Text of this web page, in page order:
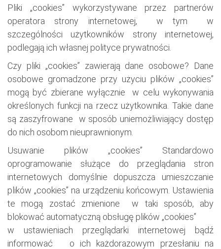
Pliki „cookies” wykorzystywane przez partnerów
operatora strony internetowej, w tym w
szczególności użytkowników strony internetowej,
podlegają ich własnej polityce prywatności.
Czy pliki „cookies” zawierają dane osobowe? Dane
osobowe gromadzone przy użyciu plików „cookies”
mogą być zbierane wyłącznie w celu wykonywania
określonych funkcji na rzecz użytkownika. Takie dane
są zaszyfrowane w sposób uniemożliwiający dostęp
do nich osobom nieuprawnionym.
Usuwanie plików „cookies” Standardowo
oprogramowanie służące do przeglądania stron
internetowych domyślnie dopuszcza umieszczanie
plików „cookies” na urządzeniu końcowym. Ustawienia
te mogą zostać zmienione w taki sposób, aby
blokować automatyczną obsługę plików „cookies”
w ustawieniach przeglądarki internetowej bądź
informować o ich każdorazowym przesłaniu na